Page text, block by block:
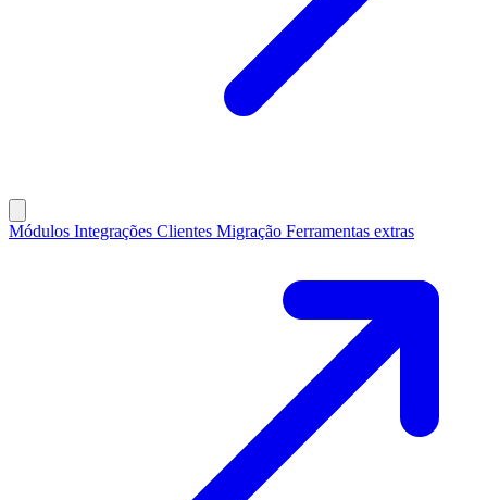
Módulos Integrações Clientes Migração Ferramentas extras